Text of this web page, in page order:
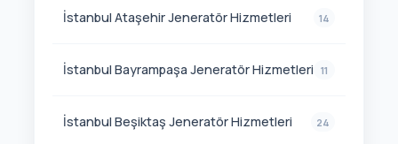
İstanbul Ataşehir Jeneratör Hizmetleri 14
İstanbul Bayrampaşa Jeneratör Hizmetleri 11
İstanbul Beşiktaş Jeneratör Hizmetleri 24